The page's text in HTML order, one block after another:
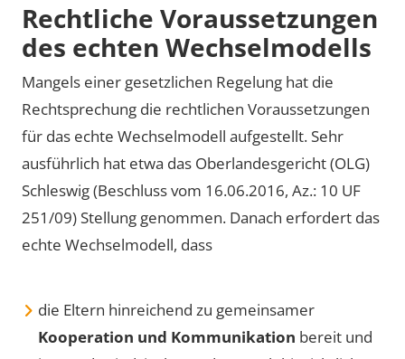
Rechtliche Voraussetzungen
des echten Wechselmodells
Mangels einer gesetzlichen Regelung hat die
Rechtsprechung die rechtlichen Voraussetzungen
für das echte Wechselmodell aufgestellt. Sehr
ausführlich hat etwa das Oberlandesgericht (OLG)
Schleswig (Beschluss vom 16.06.2016, Az.: 10 UF
251/09) Stellung genommen. Danach erfordert das
echte Wechselmodell, dass
die Eltern hinreichend zu gemeinsamer
Kooperation und Kommunikation bereit und